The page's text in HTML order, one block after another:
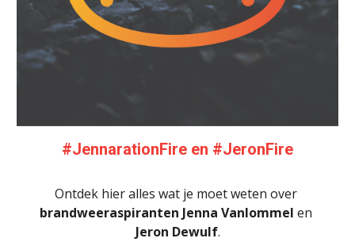
#JennarationFire en #JeronFire
brandweeraspiranten Jenna Vanlommel
Jeron Dewulf.